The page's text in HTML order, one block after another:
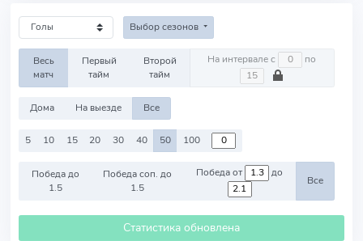
Выбор сезонов
Весь
матч
Первый
тайм
Второй
тайм
На интервале с по
Дома На выезде Все
5 10 15 20 30 40 50 100
Победа до
1.5
Победа соп. до
1.5
Победа от до
Все
Статистика обновлена